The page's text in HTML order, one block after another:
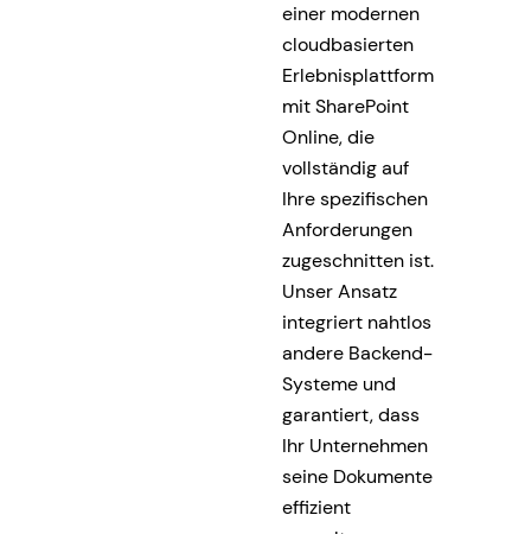
einer modernen
cloudbasierten
Erlebnisplattform
mit SharePoint
Online, die
vollständig auf
Ihre spezifischen
Anforderungen
zugeschnitten ist.
Unser Ansatz
integriert nahtlos
andere Backend-
Systeme und
garantiert, dass
Ihr Unternehmen
seine Dokumente
effizient